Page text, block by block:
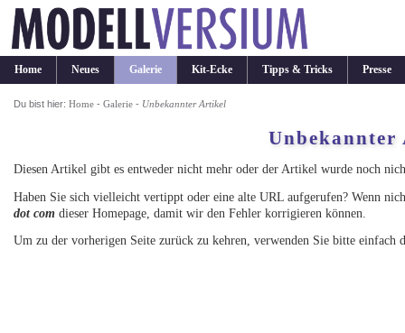
Home Neues Galerie Kit-Ecke Tipps & Tricks Presse
Du bist hier:Home -Galerie - Unbekannter Artikel
Diesen Artikel gibt es entweder nicht mehr oder der Artikel wurde noch
Haben Sie sich vielleicht vertippt oder eine alte URL aufgerufen? Wenn
dot com dieser Homepage, damit wir den Fehler korrigieren können.
Um zu der vorherigen Seite zurück zu kehren, verwenden Sie bitte einfach